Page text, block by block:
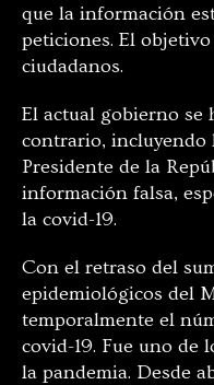
que la información
peticiones. El
ciudadanos.
El actual gobierno se
contrario, incluyendo
Presidente de la
información falsa,
la covid-19.
Con el retraso del
epidemiológicos del
temporalmente el
covid-19. Fue uno de
la pandemia. Desde